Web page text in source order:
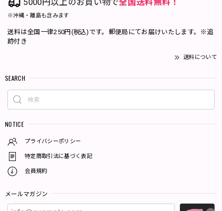
5000円以上のお買い物で全国送料無料！
※沖縄・離島も含みます
送料は全国一律250円(税込)です。郵便局にてお届けいたします。※追
跡付き
送料について
SEARCH
NOTICE
プライバシーポリシー
特定商取引法に基づく表記
会員規約
メールマガジン